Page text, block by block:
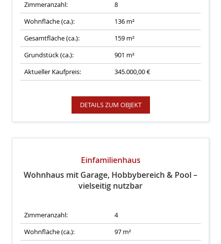
Zimmeranzahl:
8
Wohnfläche (ca.):
136 m²
Gesamtfläche (ca.):
159 m²
Grundstück (ca.):
901 m²
Aktueller Kaufpreis:
345.000,00 €
DETAILS ZUM OBJEKT
Einfamilienhaus
Wohnhaus mit Garage, Hobbybereich & Pool –
vielseitig nutzbar
Zimmeranzahl:
4
Wohnfläche (ca.):
97 m²